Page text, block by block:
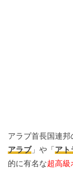
アラブ首長国連
アラブ」や「アト
的に有名な超高級